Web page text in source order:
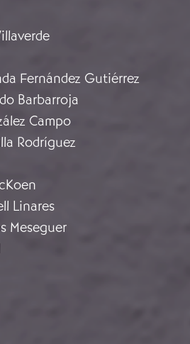
Fernández Gutiérrez
Barbarroja
Campo
Rodríguez
Linares
Meseguer